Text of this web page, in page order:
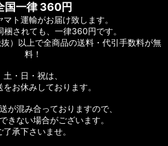
ク［STRADIC］対応 カスタムパー
クSW［STRADIC SW］対応 カスタ
クSW［STRADIC SW］対応 カスタ
国一律 360円
マト運輸がお届け致します。
梱されても、一律360円です。
）以上で全商品の送料・代引手数料が無
料！
土・日・祝は、
お休みしております。
が混み合っておりますので、
きない場合がございます。
了承下さいませ。